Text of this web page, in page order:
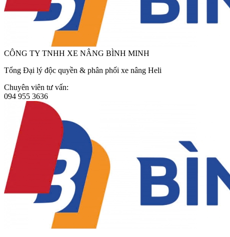
CÔNG TY TNHH XE NÂNG BÌNH MINH
Tổng Đại lý độc quyền & phân phối xe nâng Heli
Chuyên viên tư vấn:
094 955 3636